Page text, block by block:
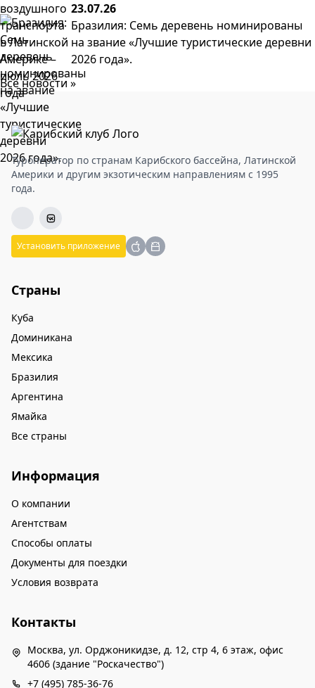
23.07.26
Бразилия: Семь деревень номинированы
на звание «Лучшие туристические деревни
2026 года».
Все новости »
Туроператор по странам Карибского бассейна, Латинской
Америки и другим экзотическим направлениям с 1995
года.
Установить приложение
Страны
Куба
Доминикана
Мексика
Бразилия
Аргентина
Ямайка
Все страны
Информация
О компании
Агентствам
Способы оплаты
Документы для поездки
Условия возврата
Контакты
Москва, ул. Орджоникидзе, д. 12, стр 4, 6 этаж, офис
4606 (здание "Роскачество")
+7 (495) 785-36-76